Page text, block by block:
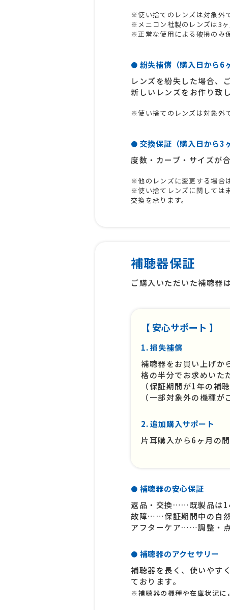
※使い捨てのレンズは対象外で
※メニコン社製のレンズは3
※正常な使用による破損のみ
● 紛失補償（購入日から6
レンズを紛失した場合、
新しいレンズをお作り致し
※使い捨てのレンズは対象外で
● 交換保証（購入日から3
度数・カーブ・サイズが
※他のレンズに変更する場合
※使い捨てレンズに関しては
交換を承ります。
補聴器保証
ご購入いただいた補聴器
【 安心サポート 】
1. 損失補償
補聴器をお買い上げか
格の半分でお求めいた
（保証期間が1年の補
（一部対象外の機種が
2. 追加購入サポート
片耳購入から6ヶ月の
● 補聴器の安心保証
返品・交換……既製品は
故障……保証期間中の自
アフターケア……調整・点
● 補聴器のアクセサリー
補聴器を長く、使いやす
ております。
※補聴器の機種や在庫状況に